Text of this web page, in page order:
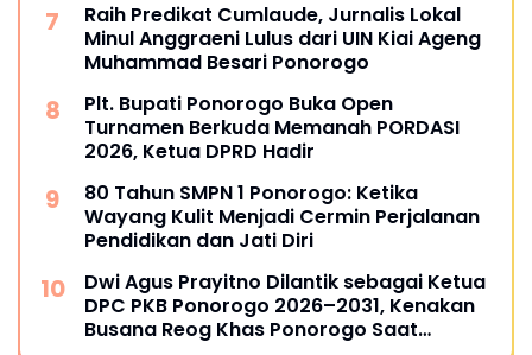
Raih Predikat Cumlaude, Jurnalis Lokal
Minul Anggraeni Lulus dari UIN Kiai Ageng
Muhammad Besari Ponorogo
Plt. Bupati Ponorogo Buka Open
Turnamen Berkuda Memanah PORDASI
2026, Ketua DPRD Hadir
80 Tahun SMPN 1 Ponorogo: Ketika
Wayang Kulit Menjadi Cermin Perjalanan
Pendidikan dan Jati Diri
Dwi Agus Prayitno Dilantik sebagai Ketua
DPC PKB Ponorogo 2026–2031, Kenakan
Busana Reog Khas Ponorogo Saat